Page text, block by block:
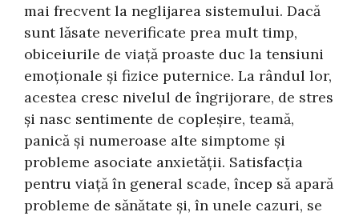
mai frecvent la neglijarea sistemului. Dacă
sunt lăsate neverificate prea mult timp,
obiceiurile de viață proaste duc la tensiuni
emoționale și fizice puternice. La rândul lor,
acestea cresc nivelul de îngrijorare, de stres
și nasc sentimente de copleșire, teamă,
panică și numeroase alte simptome și
probleme asociate anxietății. Satisfacția
pentru viață în general scade, încep să apară
probleme de sănătate și, în unele cazuri, se